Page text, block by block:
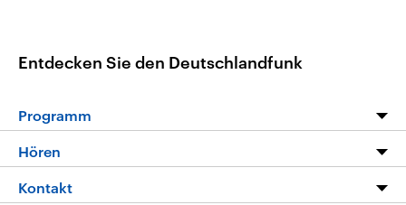
Entdecken Sie den Deutschlandfunk
Programm
Hören
Livestream
Kontakt